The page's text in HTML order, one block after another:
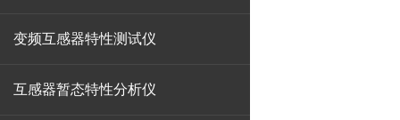
变频互感器特性测试仪
互感器暂态特性分析仪